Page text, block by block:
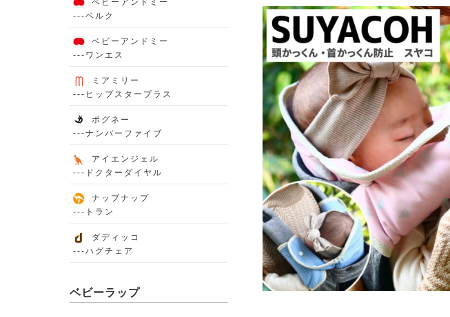
---ベルク
ベビーアンドミー
---ワンエス
ミアミリー
---ヒップスタープラス
ポグネー
---ナンバーファイブ
アイエンジェル
---ドクターダイヤル
ナップナップ
---トラン
ダディッコ
---ハグチェア
ベビーラップ